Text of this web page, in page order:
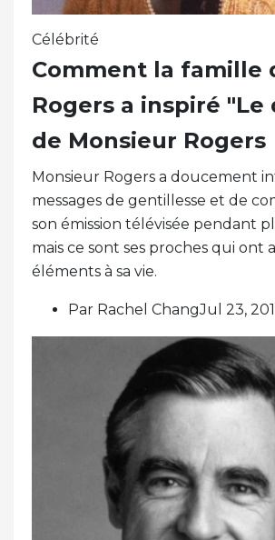
Célébrité
Comment la famille
Rogers a inspiré
de Monsieur Rogers
Monsieur Rogers a doucement
messages de gentillesse et de
son émission télévisée pendant
mais ce sont ses proches qui ont
éléments à sa vie.
Par Rachel ChangJul 23,